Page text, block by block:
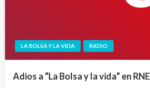
LA BOLSA Y LA VIDA RADIO
Adios a “La Bolsa y la vida” en RNE